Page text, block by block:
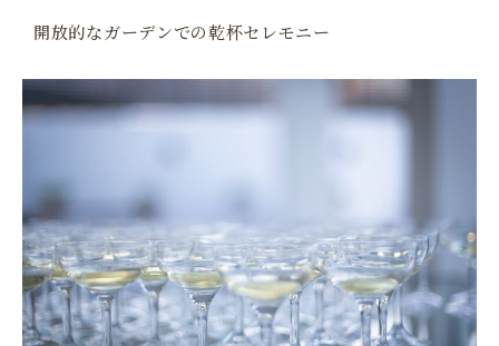
開放的なガーデンでの乾杯セレモニー